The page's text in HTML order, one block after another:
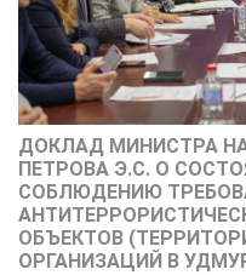
ДОКЛАД МИНИСТРА
ПЕТРОВА Э.С. О
СОБЛЮДЕНИЮ
ОБЪЕКТОВ
ОРГАНИЗАЦИЙ В